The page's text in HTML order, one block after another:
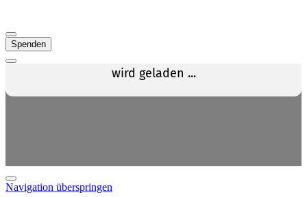
Spenden
Navigation überspringen